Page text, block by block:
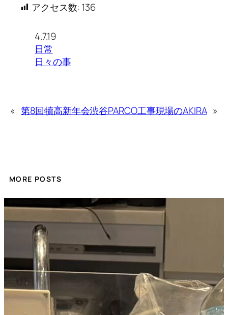
アクセス数: 136
4.7.19
日常
日々の事
« 第8回犢高新年会渋谷PARCO工事現場のAKIRA »
MORE POSTS